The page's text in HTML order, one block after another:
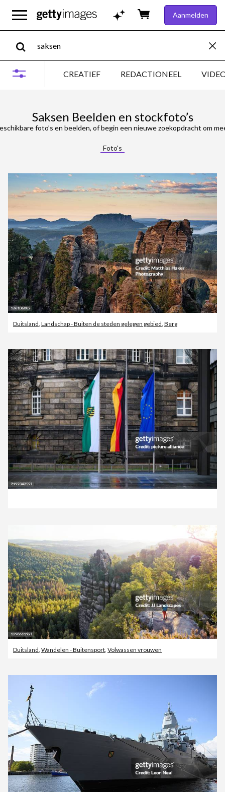
Aanmelden
CREATIEF REDACTIONEEL
Saksen Beelden en stockfoto’s
foto’s en beelden, of begin een nieuwe zoekopdracht om
Foto's
Duitsland, Landschap - Buiten de steden gelegen gebied, Berg
Duitsland Wandelen - Buitensport Volwassen vrouwen